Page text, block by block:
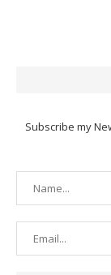
Subscribe my